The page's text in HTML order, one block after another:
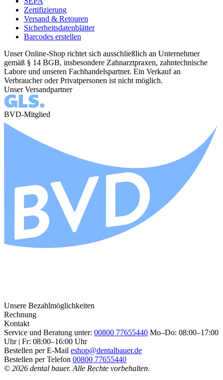
Zertifizierung
Versand & Retouren
Sicherheitsdatenblätter
Barcodes erstellen
Unser Online-Shop richtet sich ausschließlich an Unternehmer
gemäß § 14 BGB, insbesondere Zahnarztpraxen, zahntechnische
Labore und unseren Fachhandelspartner. Ein Verkauf an
Verbraucher oder Privatpersonen ist nicht möglich.
Unser Versandpartner
BVD-Mitglied
Unsere Bezahlmöglichkeiten
Rechnung
Kontakt
Service und Beratung unter: 00800 77655440 Mo–Do: 08:00–17:00
Uhr | Fr: 08:00–16:00 Uhr
Bestellen per E-Mail eshop@dentalbauer.de
Bestellen per Telefon 00800 77655440
© 2026 dental bauer. Alle Rechte vorbehalten.